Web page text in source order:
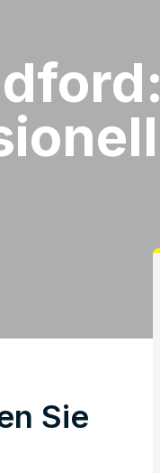
Sie